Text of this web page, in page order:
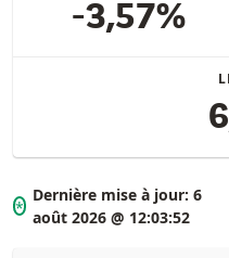
-3,57%
*
Dernière mise à jour:6
août 2026 @ 12:03:52